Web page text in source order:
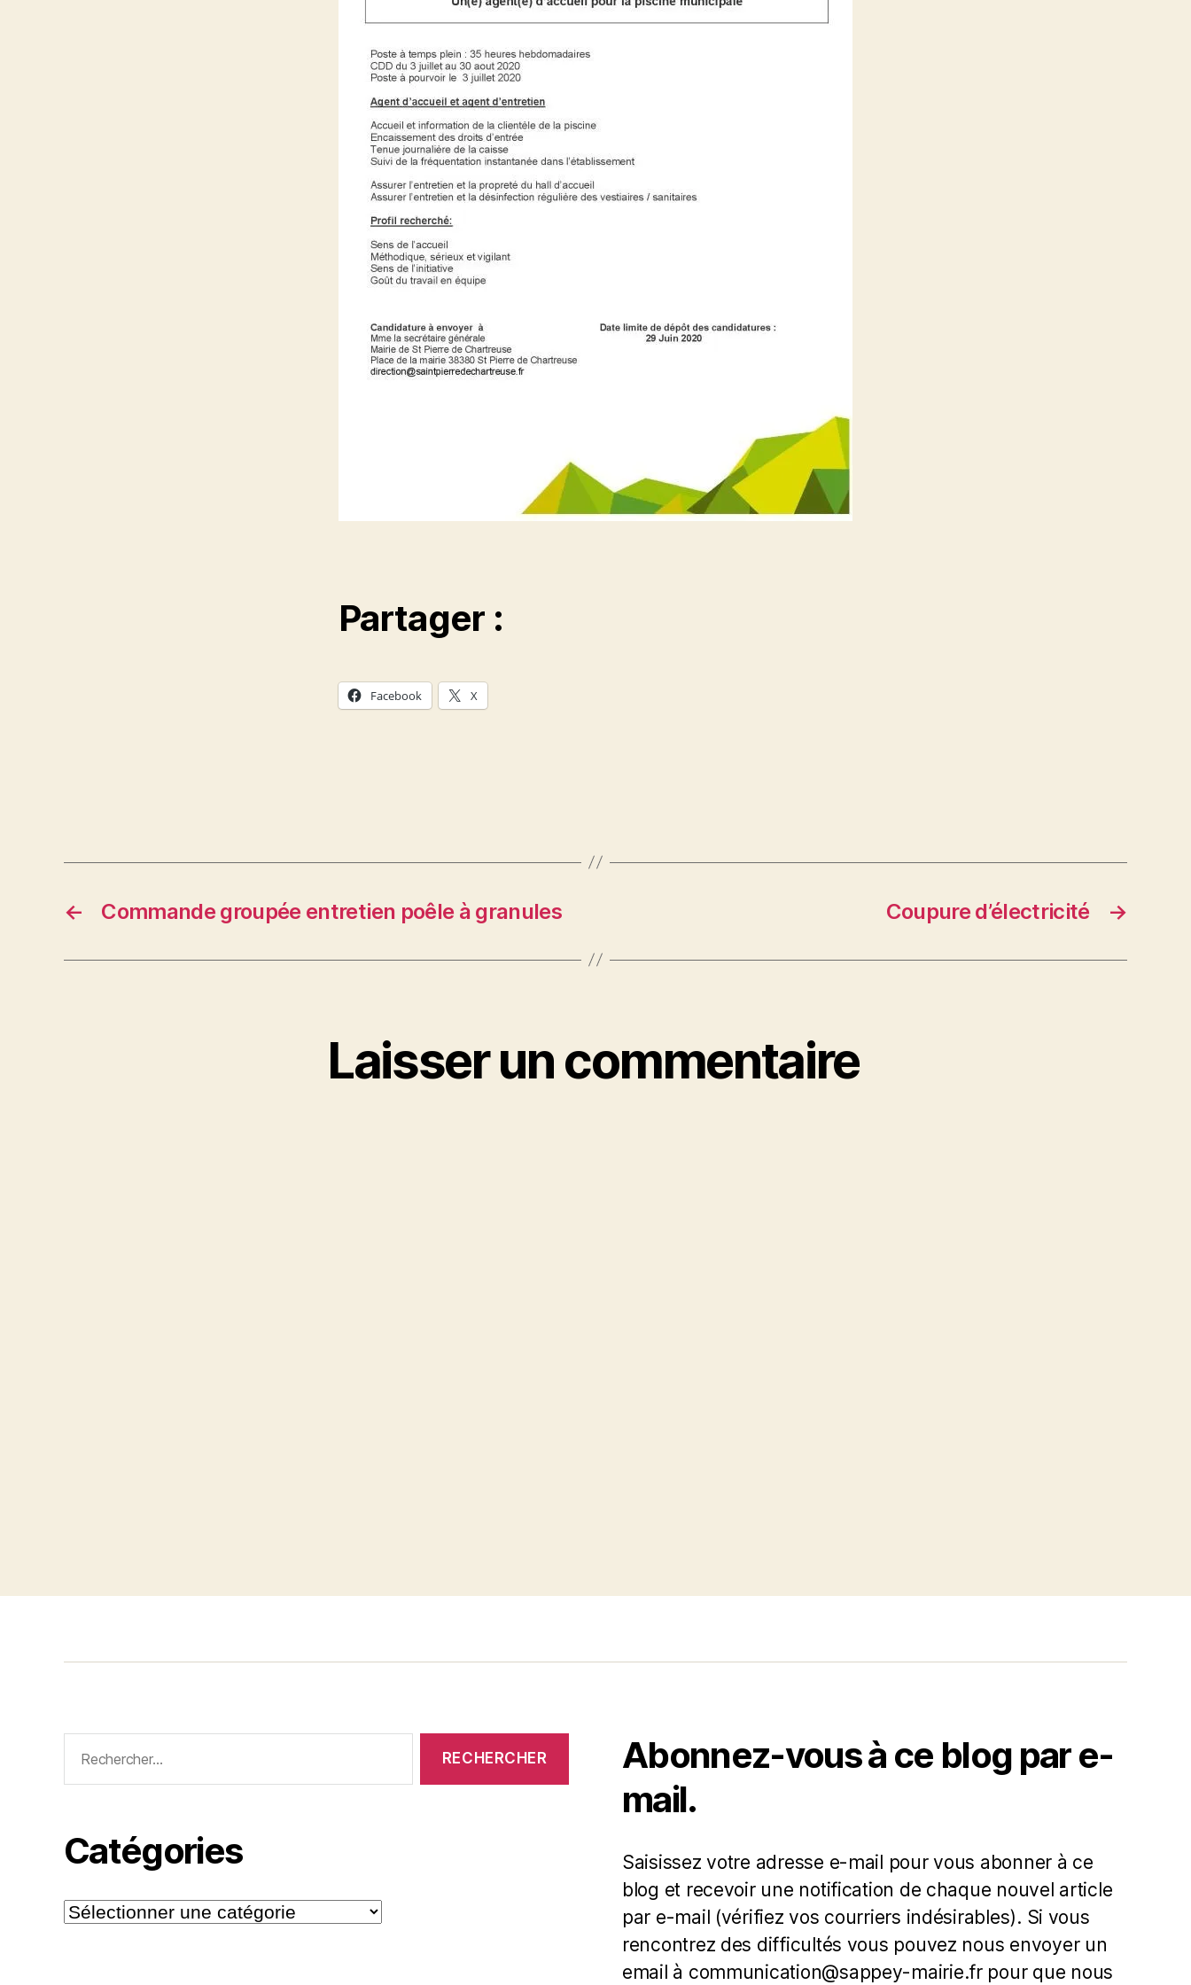
Partager :
Facebook X
← Commande groupée entretien poêle à granules →
Coupure d’électricité
Laisser un commentaire
Catégories
Catégories
Abonnez-vous à ce blog par e-
mail.
Saisissez votre adresse e-mail pour vous abonner à ce
blog et recevoir une notification de chaque nouvel article
par e-mail (vérifiez vos courriers indésirables). Si vous
rencontrez des difficultés vous pouvez nous envoyer un
email à communication@sappey-mairie.fr pour que nous